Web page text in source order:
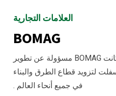
العلامات التجارية
BOMAG
منذ أكثر من 60 عامًا، كانت BOMAG مسؤولة عن تطوير
لتزويد قطاع الطرق والبناء
في جميع أنحاء العالم .